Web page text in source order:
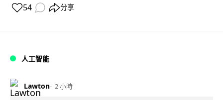
54 分享
人工智能
Lawton 2 小時